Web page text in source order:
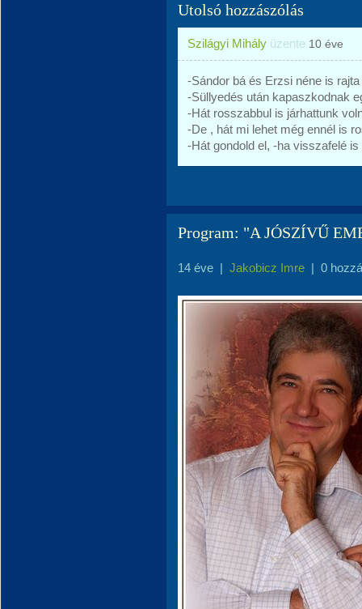
Utolsó hozzászólás
Szilágyi Mihály üzente 10 éve
-Sándor bá és Erzsi néne is
-Süllyedés után kapaszkodnak
-Hát rosszabbul is járhattunk
-De , hát mi lehet még ennél is
-Hát gondold el, -ha visszafelé
Program: "A JÓSZÍVŰ
14 éve | Jakobicz Imre | 0